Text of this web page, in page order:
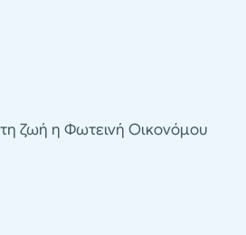
ζωή η Φωτεινή Οικονόμου